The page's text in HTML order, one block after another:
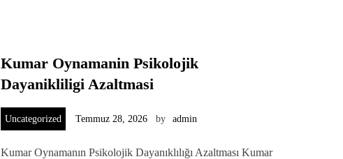
Kumar Oynamanin Psikolojik
Dayanikliligi Azaltmasi
Uncategorized Temmuz 28, 2026 by admin
Kumar Oynamanın Psikolojik Dayanıklılığı Azaltması Kumar